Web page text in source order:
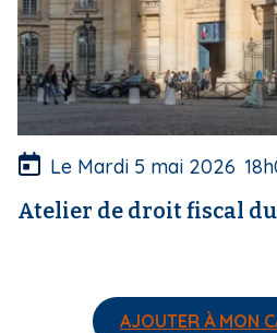
v
e
r
t
r
e
Le Mardi 5 mai 2026
Atelier de droit fiscal du
AJOUTER À MON